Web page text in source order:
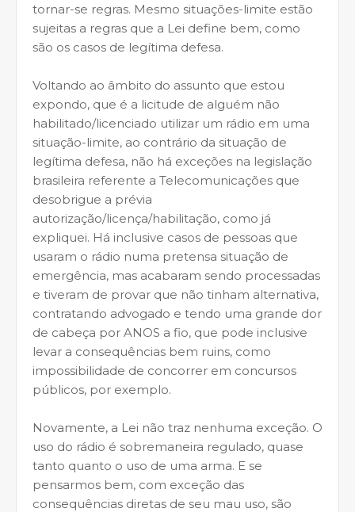
tornar-se regras. Mesmo situações-limite estão
sujeitas a regras que a Lei define bem, como
são os casos de legítima defesa.
Voltando ao âmbito do assunto que estou
expondo, que é a licitude de alguém não
habilitado/licenciado utilizar um rádio em uma
situação-limite, ao contrário da situação de
legítima defesa, não há exceções na legislação
brasileira referente a Telecomunicações que
desobrigue a prévia
autorização/licença/habilitação, como já
expliquei. Há inclusive casos de pessoas que
usaram o rádio numa pretensa situação de
emergência, mas acabaram sendo processadas
e tiveram de provar que não tinham alternativa,
contratando advogado e tendo uma grande dor
de cabeça por ANOS a fio, que pode inclusive
levar a consequências bem ruins, como
impossibilidade de concorrer em concursos
públicos, por exemplo.
Novamente, a Lei não traz nenhuma exceção. O
uso do rádio é sobremaneira regulado, quase
tanto quanto o uso de uma arma. E se
pensarmos bem, com exceção das
consequências diretas de seu mau uso, são